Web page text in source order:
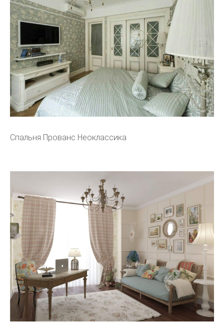
Спальня Прованс Неоклассика